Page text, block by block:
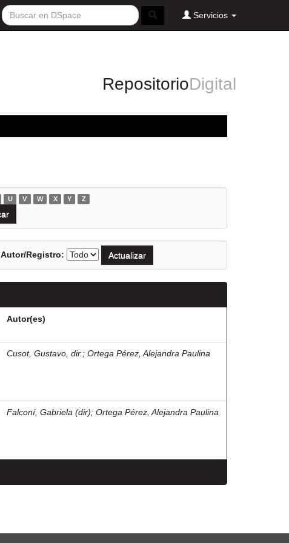
Servicios
RepositorioDigital
U V W X Y Z
Autor/Registro:
Autor(es)
Cusot, Gustavo, dir. ; Ortega Pérez, Alejandra Paulina
Falconí, Gabriela (dir); Ortega Pérez, Alejandra Paulina